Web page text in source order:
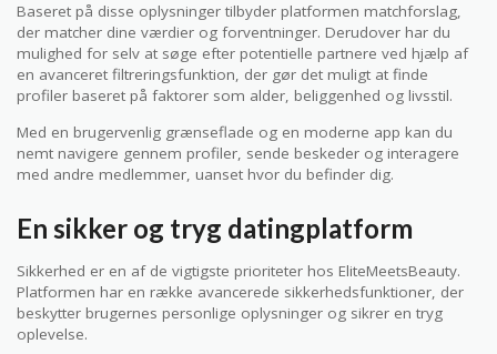
Baseret på disse oplysninger tilbyder platformen matchforslag,
der matcher dine værdier og forventninger. Derudover har du
mulighed for selv at søge efter potentielle partnere ved hjælp af
en avanceret filtreringsfunktion, der gør det muligt at finde
profiler baseret på faktorer som alder, beliggenhed og livsstil.
Med en brugervenlig grænseflade og en moderne app kan du
nemt navigere gennem profiler, sende beskeder og interagere
med andre medlemmer, uanset hvor du befinder dig.
En sikker og tryg datingplatform
Sikkerhed er en af de vigtigste prioriteter hos EliteMeetsBeauty.
Platformen har en række avancerede sikkerhedsfunktioner, der
beskytter brugernes personlige oplysninger og sikrer en tryg
oplevelse.